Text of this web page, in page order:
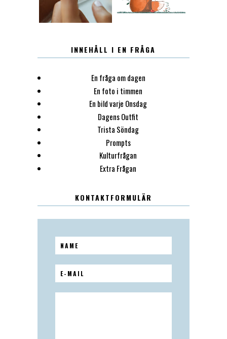
INNEHÅLL I EN FRÅGA
En fråga om dagen
En foto i timmen
En bild varje Onsdag
Dagens Outfit
Trista Söndag
Prompts
Kulturfrågan
Extra Frågan
KONTAKTFORMULÄR